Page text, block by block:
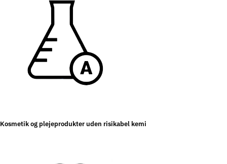
Kosmetik og plejeprodukter uden risikabel kemi